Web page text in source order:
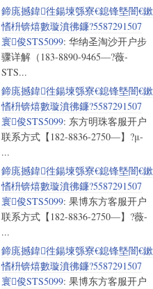
鍗庣撼鍏徃鍚堜綔寮€鎴锋墍闇€鏉
愭枡锛熺數璇濆彿鐮?5587291507
寰俊STS5099: 华纳圣淘沙开户步
骤详解（183-8890-9465—?薇-
STS...
鍗庣撼鍏徃鍚堜綔寮€鎴锋墍闇€鏉
愭枡锛熺數璇濆彿鐮?5587291507
寰俊STS5099: 东方明珠客服开户
联系方式【182-8836-2750—】?μ-
...
鍗庣撼鍏徃鍚堜綔寮€鎴锋墍闇€鏉
愭枡锛熺數璇濆彿鐮?5587291507
寰俊STS5099: 果博东方客服开户
联系方式【182-8836-2750—】?薇-
...
鍗庣撼鍏徃鍚堜綔寮€鎴锋墍闇€鏉
愭枡锛熺數璇濆彿鐮?5587291507
寰俊STS5099: 果博东方客服开户